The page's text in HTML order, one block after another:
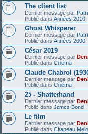
The client list
Dernier message par
Publié dans Années 2010
Ghost Whisperer
Dernier message par
Publié dans Années 2000
César 2019
Dernier message par
Publié dans Cinéma
Claude Chabrol
Dernier message par
Publié dans Cinéma
25 - Shatterhand
Dernier message par
Publié dans James Bond
Le film
Dernier message par
Publié dans Chapeau